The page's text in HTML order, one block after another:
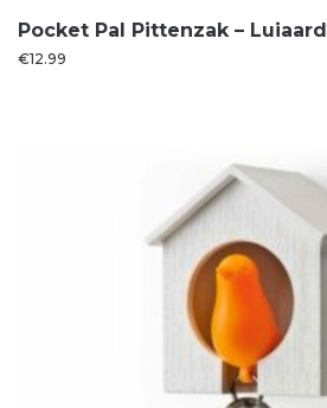
Pocket Pal Pittenzak – Luiaard
€12.99